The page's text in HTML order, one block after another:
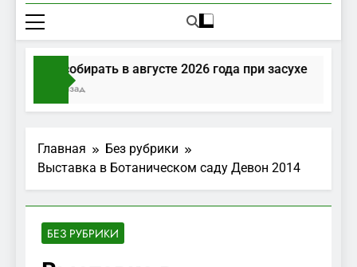
грибы собирать в августе 2026 года при засухе
Тому Назад
Главная
Без рубрики
Выставка в Ботаническом саду Девон 2014
БЕЗ РУБРИКИ